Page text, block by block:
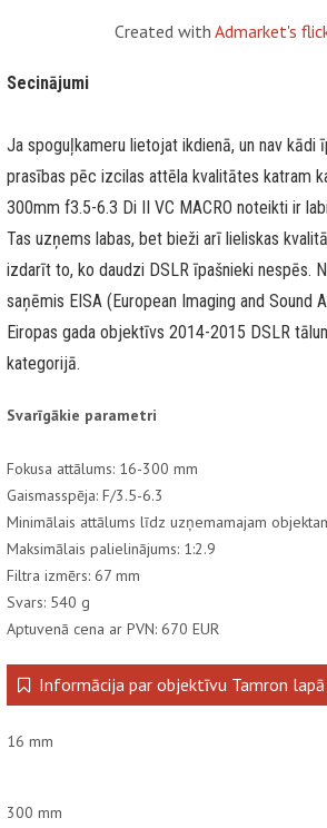
Created with Admarket's
Secinājumi
Ja spoguļkameru lietojat ikdienā, un nav kādi
prasības pēc izcilas attēla kvalitātes katram
300mm f3.5-6.3 Di II VC MACRO noteikti ir
Tas uzņems labas, bet bieži arī lieliskas
izdarīt to, ko daudzi DSLR īpašnieki nespēs.
saņēmis EISA (European Imaging and Sound
Eiropas gada objektīvs 2014-2015 DSLR
kategorijā.
Svarīgākie parametri
Fokusa attālums: 16-300 mm
Gaismasspēja: F/3.5-6.3
Minimālais attālums līdz uzņemamajam
Maksimālais palielinājums: 1:2.9
Filtra izmērs: 67 mm
Svars: 540 g
Aptuvenā cena ar PVN: 670 EUR
Informācija par objektīvu Tamron lapā
16 mm
300 mm